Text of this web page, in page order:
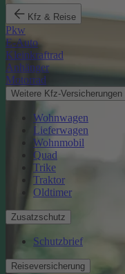
Kfz & Reise
Pkw
E-Auto
Kleinkraftrad
Anhänger
Motorrad
Weitere Kfz-Versicherungen
Wohnwagen
Lieferwagen
Wohnmobil
Quad
Trike
Traktor
Oldtimer
Zusatzschutz
Schutzbrief
Reiseversicherung